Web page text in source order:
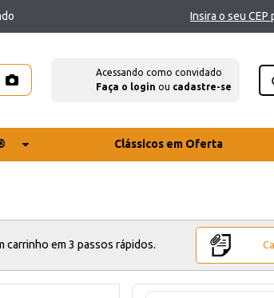
Insira o seu
Acessando como convidado
Faça o login ou cadastre-se
Clássicos em Oferta
carrinho em 3 passos rápidos.